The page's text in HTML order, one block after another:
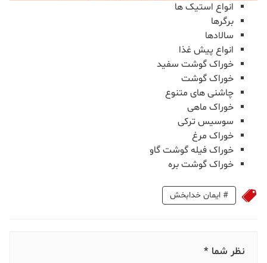
انواع استیک ها
برگرها
سالادها
انواع پیش غذا
خوراک گوشت سفید
خوراک گوشت
چاشنی ‌های متنوع
خوراک ماهی
سوسیس ترکی
خوراک مرغ
خوراک فیله گوشت گاو
خوراک گوشت بره
# ایمان خدابخش
نظر شما *